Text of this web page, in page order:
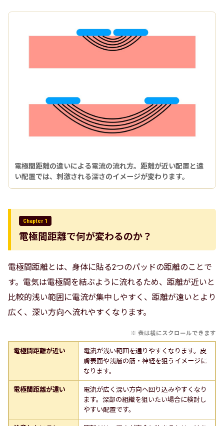
電極間距離の違いによる電流の流れ方。距離が近い配置と遠
い配置では、刺激される深さのイメージが変わります。
Chapter 1
電極間距離で何が変わるのか？
電極間距離とは、身体に貼る2つのパッドの距離のことで
す。電気は電極間を結ぶように流れるため、距離が近いと
比較的浅い範囲に電流が集中しやすく、距離が遠いとより
広く、深い方向へ流れやすくなります。
電極間距離が近い
電流が浅い範囲を通りやすくなります。皮
膚表面や浅層の筋・神経を狙うイメージに
なります。
電極間距離が遠い
電流が広く深い方向へ回り込みやすくなり
ます。深部の組織を狙いたい場合に検討し
やすい配置です。